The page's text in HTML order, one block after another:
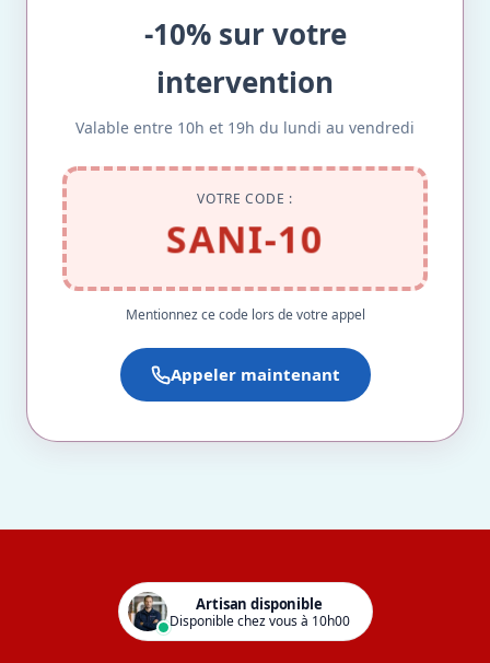
-10% sur votre
intervention
Valable entre 10h et 19h du lundi au vendredi
VOTRE CODE :
SANI-10
Mentionnez ce code lors de votre appel
Appeler maintenant
Artisan disponible
Disponible chez vous à 10h00